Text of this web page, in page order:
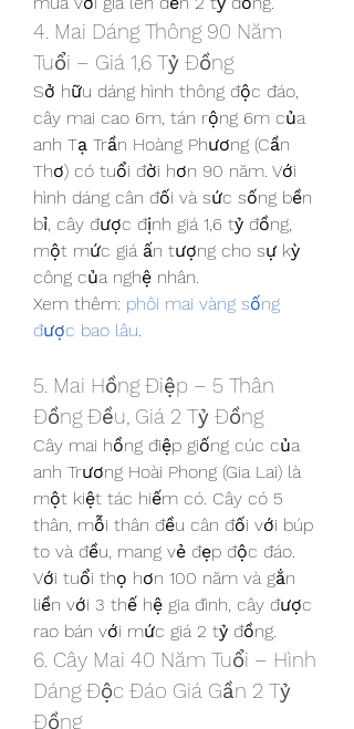
4. Mai Dáng Thông 90 Năm
Tuổi – Giá 1,6 Tỷ Đồng
Sở hữu dáng hình thông độc đáo,
cây mai cao 6m, tán rộng 6m của
anh Tạ Trần Hoàng Phương (Cần
Thơ) có tuổi đời hơn 90 năm. Với
hình dáng cân đối và sức sống bền
bỉ, cây được định giá 1,6 tỷ đồng,
một mức giá ấn tượng cho sự kỳ
công của nghệ nhân.
Xem thêm: phôi mai vàng sống
được bao lâu
5. Mai Hồng Điệp – 5 Thân
Đồng Đều, Giá 2 Tỷ Đồng
Cây mai hồng điệp giống cúc của
anh Trương Hoài Phong (Gia Lai) là
một kiệt tác hiếm có. Cây có 5
thân, mỗi thân đều cân đối với búp
to và đều, mang vẻ đẹp độc đáo.
Với tuổi thọ hơn 100 năm và gắn
liền với 3 thế hệ gia đình, cây được
rao bán với mức giá 2 tỷ đồng.
6. Cây Mai 40 Năm Tuổi – Hình
Dáng Độc Đáo Giá Gần 2 Tỷ
Đồng